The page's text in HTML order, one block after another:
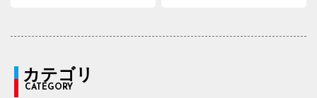
カテゴリ
CATEGORY